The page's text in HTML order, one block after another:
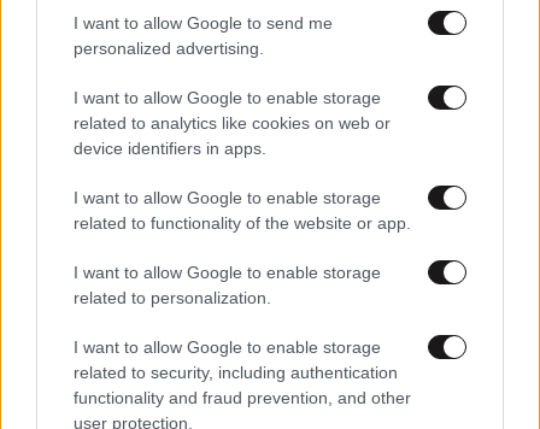
I want to allow Google to send me
personalized advertising.
I want to allow Google to enable storage
related to analytics like cookies on web or
device identifiers in apps.
I want to allow Google to enable storage
related to functionality of the website or app.
I want to allow Google to enable storage
related to personalization.
I want to allow Google to enable storage
related to security, including authentication
functionality and fraud prevention, and other
user protection.
18·11·2021 19:24
Μόνο που ακριβώς αυτό το επιχείρημα
χρησιμοποιουσαν τα τρολ σας για να δείξουν ότι ο ιός
είναι απλή γρίπη. Ότι δηλαδή με τις μετρήσεις αυτές
TRENDING